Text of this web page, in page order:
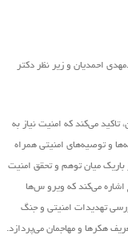
محمدمهدی احمدیان و زیر نظر دکتر
می‌کند که امنیت نیاز به
و توصیه‌های امنیتی همراه
میان توهم و تحقق امنیت
اشاره می‌کند که ویرو س‌ها
تهدیدات امنیتی و جنگ
هکرها و مهاجمان می‌پردازد.